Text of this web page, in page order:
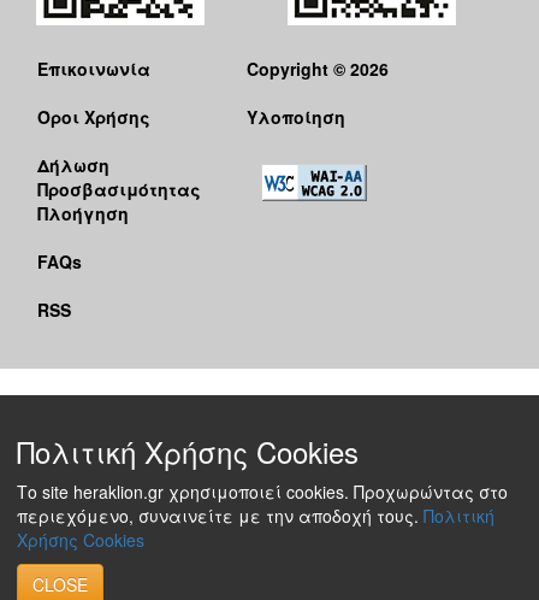
Επικοινωνία
Όροι Χρήσης
Δήλωση
Προσβασιμότητας
Πλοήγηση
FAQs
RSS
Copyright © 2026
Υλοποίηση
Πολιτική Χρήσης Cookies
Το site heraklion.gr χρησιμοποιεί cookies. Προχωρώντας στο
περιεχόμενο, συναινείτε με την αποδοχή τους. Πολιτική
Χρήσης Cookies
CLOSE